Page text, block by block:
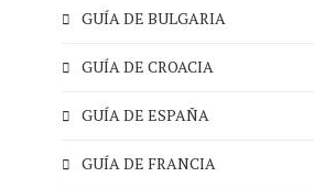
GUÍA DE BULGARIA
GUÍA DE CROACIA
GUÍA DE ESPAÑA
GUÍA DE FRANCIA